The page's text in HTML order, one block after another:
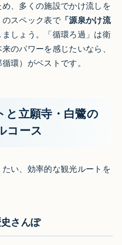
、多くの施設でかけ流しを
スペック表で「源泉かけ流
しょう。「循環ろ過」は衛
のパワーを感じたいなら、
環）がベストです。
と立願寺・白鷺の
コース
い、効率的な観光ルートを
さんぽ